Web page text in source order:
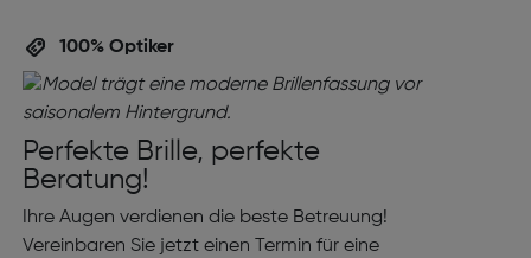
100% Optiker
Perfekte Brille, perfekte
Beratung!
Ihre Augen verdienen die beste Betreuung!
Vereinbaren Sie jetzt einen Termin für eine